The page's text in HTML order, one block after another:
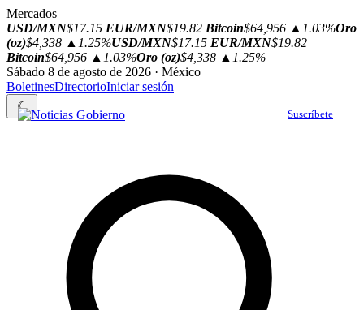
Mercados
USD/MXN$17.15 EUR/MXN$19.82 Bitcoin$64,956 ▲1.03%Oro
(oz)$4,338 ▲1.25%USD/MXN$17.15 EUR/MXN$19.82
Bitcoin$64,956 ▲1.03%Oro (oz)$4,338 ▲1.25%
Sábado 8 de agosto de 2026 · México
BoletinesDirectorioIniciar sesión
☾
Suscríbete